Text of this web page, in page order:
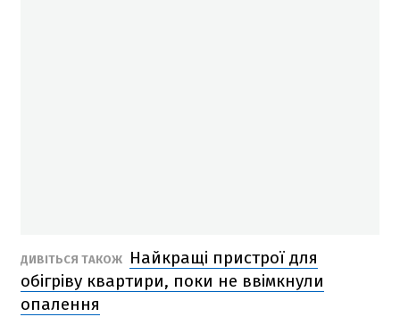
ДИВІТЬСЯ ТАКОЖ
Найкращі пристрої для
обігріву квартири, поки не ввімкнули
опалення